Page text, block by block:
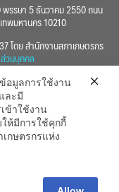
พรรษา 5 ธันวาคม 2550 ถนน
พมหานคร 10210
ดย สำนักงานสภาเกษตรกร
วนบุคคล
อมูลการใช้งาน
ละมี
ข้าใช้งาน
ห้มีการใช้คุกกี้
กษตรกรแห่ง